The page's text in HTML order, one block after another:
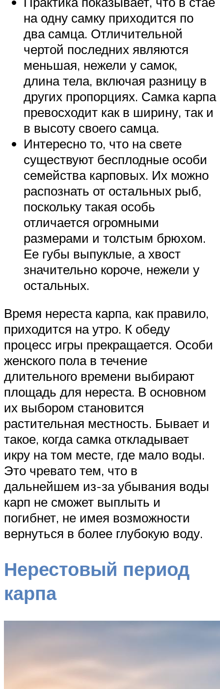
на одну самку приходится по
два самца. Отличительной
чертой последних являются
меньшая, нежели у самок,
длина тела, включая разницу в
других пропорциях. Самка карпа
превосходит как в ширину, так и
в высоту своего самца.
Интересно то, что на свете
существуют бесплодные особи
семейства карповых. Их можно
распознать от остальных рыб,
поскольку такая особь
отличается огромными
размерами и толстым брюхом.
Ее губы выпуклые, а хвост
значительно короче, нежели у
остальных.
Время нереста карпа, как правило,
приходится на утро. К обеду
процесс игры прекращается. Особи
женского пола в течение
длительного времени выбирают
площадь для нереста. В основном
их выбором становится
растительная местность. Бывает и
такое, когда самка откладывает
икру на том месте, где мало воды.
Это чревато тем, что в
дальнейшем из-за убывания воды
карп не сможет выплыть и
погибнет, не имея возможности
вернуться в более глубокую воду.
Нерестовый период
карпа